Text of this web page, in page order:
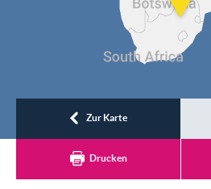
Zur Karte
Drucken